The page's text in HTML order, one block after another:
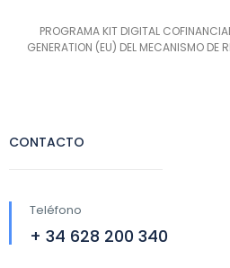
PROGRAMA KIT DIGITAL
GENERATION (EU) DEL MECANISMO DE
CONTACTO
Teléfono
+ 34 628 200 340